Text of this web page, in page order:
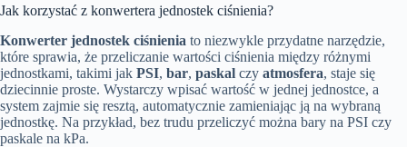
Jak korzystać z konwertera jednostek ciśnienia?
Konwerter jednostek ciśnienia to niezwykle przydatne narzędzie,
które sprawia, że przeliczanie wartości ciśnienia między różnymi
jednostkami, takimi jak PSI, bar, paskal czy atmosfera, staje się
dziecinnie proste. Wystarczy wpisać wartość w jednej jednostce, a
system zajmie się resztą, automatycznie zamieniając ją na wybraną
jednostkę. Na przykład, bez trudu przeliczyć można bary na PSI czy
paskale na kPa.